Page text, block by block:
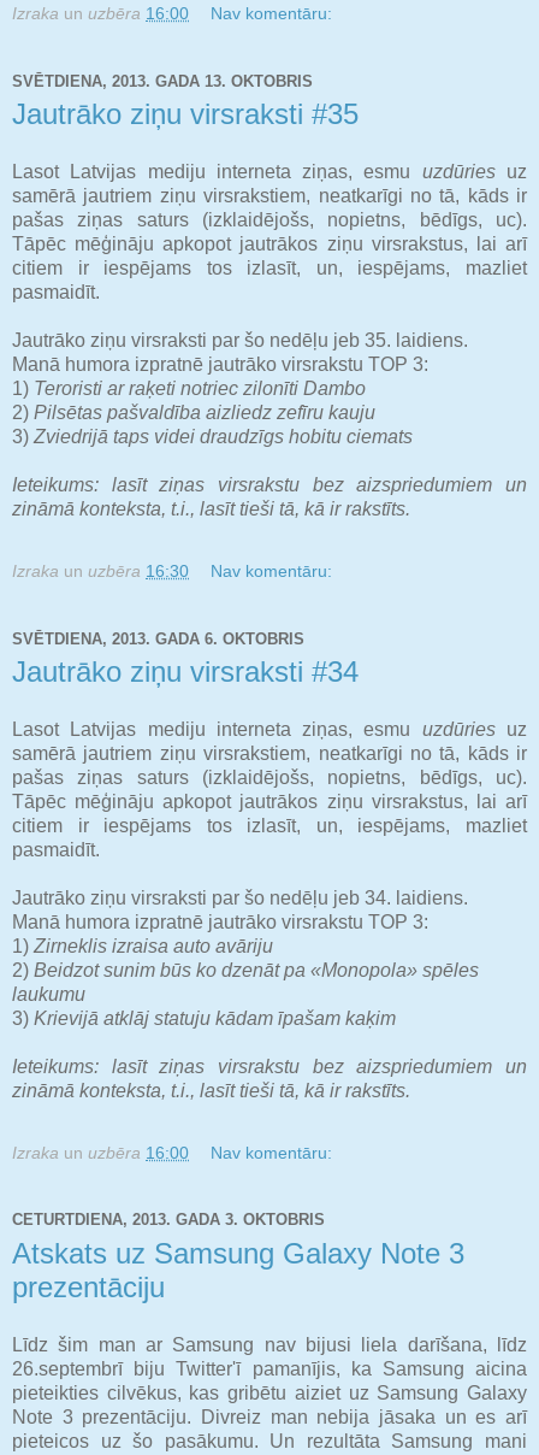
Izraka un uzbēra 16:00 Nav komentāru:
SVĒTDIENA, 2013. GADA 13. OKTOBRIS
Jautrāko ziņu virsraksti #35
Lasot Latvijas mediju interneta ziņas, esmu uzdūries uz
samērā jautriem ziņu virsrakstiem, neatkarīgi no tā, kāds ir
pašas ziņas saturs (izklaidējošs, nopietns, bēdīgs, uc).
Tāpēc mēģināju apkopot jautrākos ziņu virsrakstus, lai arī
citiem ir iespējams tos izlasīt, un, iespējams, mazliet
pasmaidīt.
Jautrāko ziņu virsraksti par šo nedēļu jeb 35. laidiens.
Manā humora izpratnē jautrāko virsrakstu TOP 3:
1) Teroristi ar raķeti notriec zilonīti Dambo
2) Pilsētas pašvaldība aizliedz zefīru kauju
3) Zviedrijā taps videi draudzīgs hobitu ciemats
Ieteikums: lasīt ziņas virsrakstu bez aizspriedumiem un
zināmā konteksta, t.i., lasīt tieši tā, kā ir rakstīts.
Izraka un uzbēra 16:30 Nav komentāru:
SVĒTDIENA, 2013. GADA 6. OKTOBRIS
Jautrāko ziņu virsraksti #34
Lasot Latvijas mediju interneta ziņas, esmu uzdūries uz
samērā jautriem ziņu virsrakstiem, neatkarīgi no tā, kāds ir
pašas ziņas saturs (izklaidējošs, nopietns, bēdīgs, uc).
Tāpēc mēģināju apkopot jautrākos ziņu virsrakstus, lai arī
citiem ir iespējams tos izlasīt, un, iespējams, mazliet
pasmaidīt.
Jautrāko ziņu virsraksti par šo nedēļu jeb 34. laidiens.
Manā humora izpratnē jautrāko virsrakstu TOP 3:
1) Zirneklis izraisa auto avāriju
2) Beidzot sunim būs ko dzenāt pa «Monopola» spēles
laukumu
3) Krievijā atklāj statuju kādam īpašam kaķim
Ieteikums: lasīt ziņas virsrakstu bez aizspriedumiem un
zināmā konteksta, t.i., lasīt tieši tā, kā ir rakstīts.
Izraka un uzbēra 16:00 Nav komentāru:
CETURTDIENA, 2013. GADA 3. OKTOBRIS
Atskats uz Samsung Galaxy Note 3
prezentāciju
Līdz šim man ar Samsung nav bijusi liela darīšana, līdz
26.septembrī biju Twitter'ī pamanījis, ka Samsung aicina
pieteikties cilvēkus, kas gribētu aiziet uz Samsung Galaxy
Note 3 prezentāciju. Divreiz man nebija jāsaka un es arī
pieteicos uz šo pasākumu. Un rezultāta Samsung mani